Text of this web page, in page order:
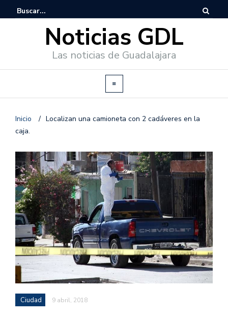
Noticias GDL
Las noticias de Guadalajara
Inicio / Localizan una camioneta con 2 cadáveres en la
caja.
Ciudad 9 abril, 2018